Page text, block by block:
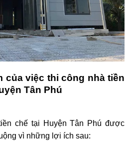
của việc thi công nhà tiền
Tân Phú
chế tại Huyện Tân Phú được
vì những lợi ích sau: